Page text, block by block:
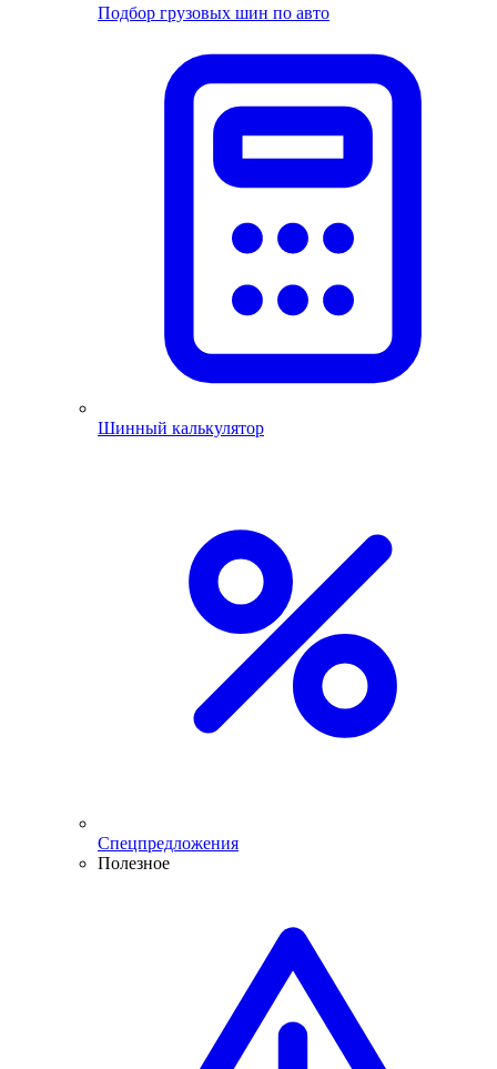
Подбор грузовых шин по авто
Шинный калькулятор
Спецпредложения
Полезное